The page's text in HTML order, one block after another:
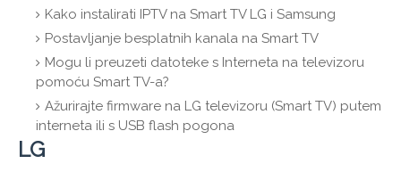
Kako instalirati IPTV na Smart TV LG i Samsung
Postavljanje besplatnih kanala na Smart TV
Mogu li preuzeti datoteke s Interneta na televizoru
pomoću Smart TV-a?
Ažurirajte firmware na LG televizoru (Smart TV) putem
interneta ili s USB flash pogona
LG